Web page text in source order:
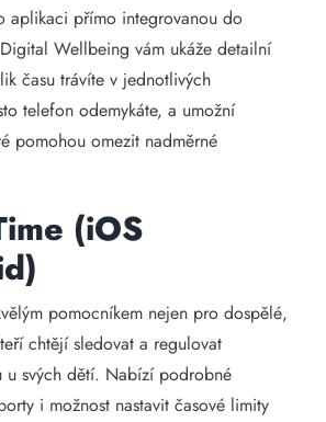
aplikaci přímo integrovanou do
Wellbeing vám ukáže detailní
času trávíte v jednotlivých
telefon odemykáte, a umožní
pomohou omezit nadměrné
(iOS
pomocníkem nejen pro dospělé,
chtějí sledovat a regulovat
u svých dětí. Nabízí podrobné
i možnost nastavit časové limity